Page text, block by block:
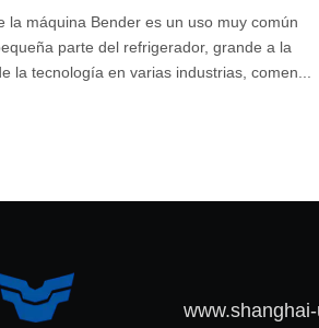
la máquina Bender es un uso muy común
parte del refrigerador, grande a la
la tecnología en varias industrias, comen...